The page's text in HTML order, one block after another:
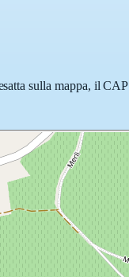
sulla mappa, il